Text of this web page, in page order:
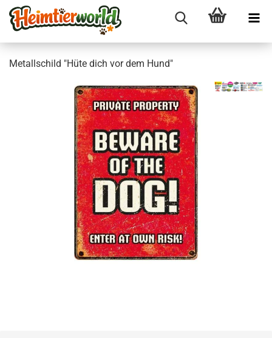
Me­tall­schild "Hüte dich vor dem Hund"